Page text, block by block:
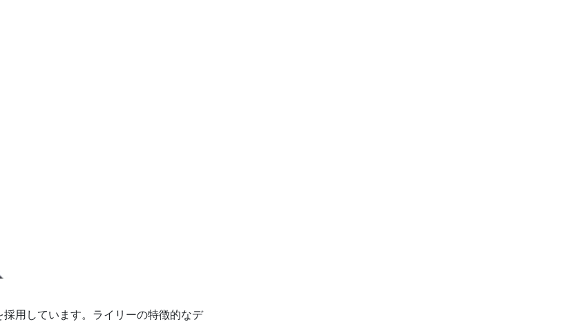
用しています。ライリーの特徴的なデ